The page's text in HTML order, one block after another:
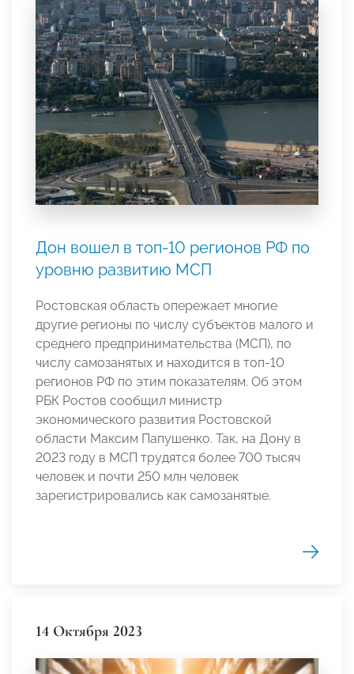
Дон вошел в топ-10 регионов РФ по
уровню развитию МСП
Ростовская область опережает многие
другие регионы по числу субъектов малого и
среднего предпринимательства (МСП), по
числу самозанятых и находится в топ-10
регионов РФ по этим показателям. Об этом
РБК Ростов сообщил министр
экономического развития Ростовской
области Максим Папушенко. Так, на Дону в
2023 году в МСП трудятся более 700 тысяч
человек и почти 250 млн человек
зарегистрировались как самозанятые.
14 Октября 2023